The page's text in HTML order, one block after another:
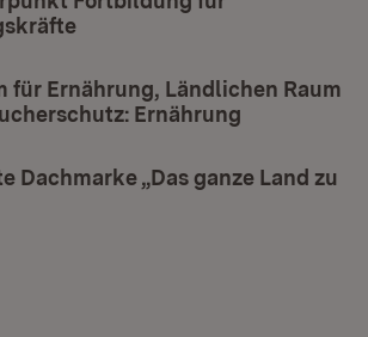
für Ernährung, Ländlichen Raum
Ernährung
Dachmarke „Das ganze Land zu